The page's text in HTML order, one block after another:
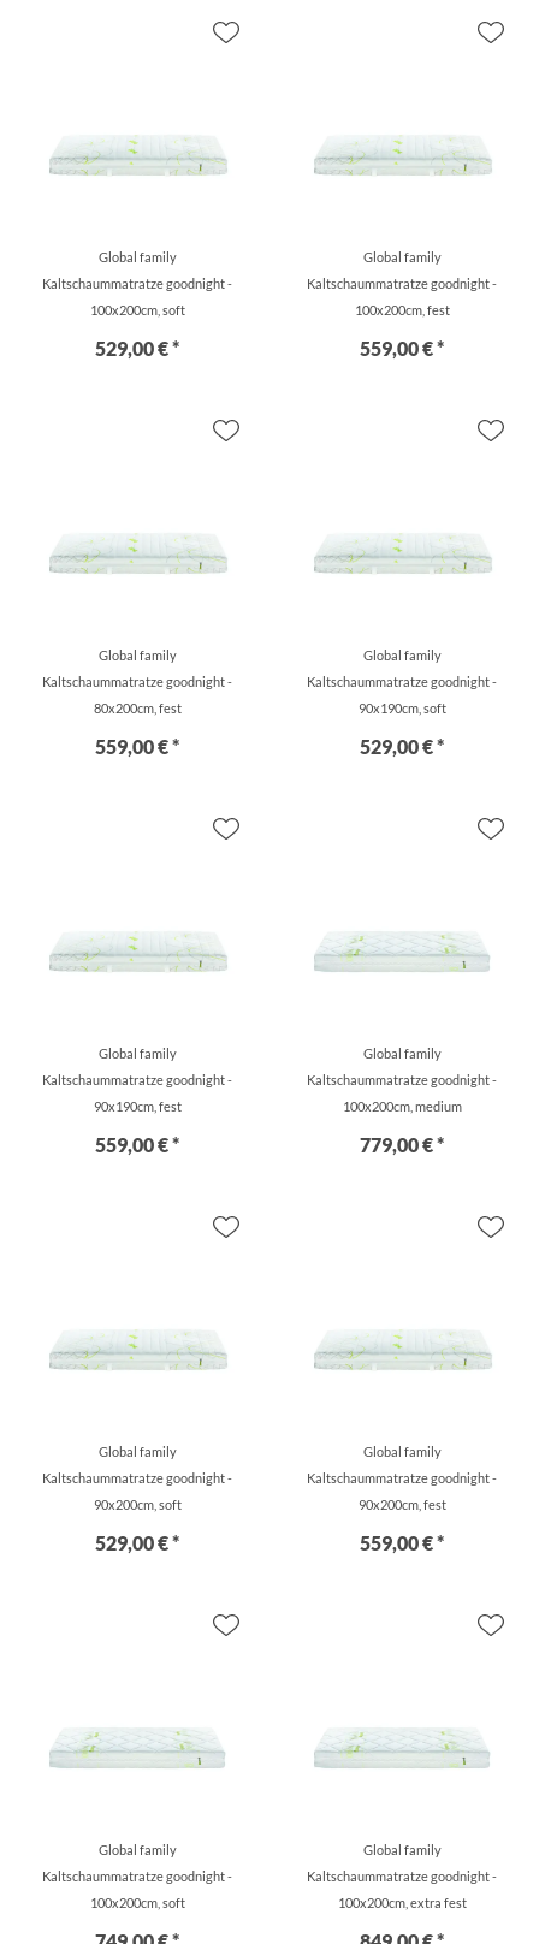
Global family
Kaltschaummatratze goodnight -
100x200cm, soft
529,00 € *
Global family
Kaltschaummatratze goodnight -
100x200cm, fest
559,00 € *
Global family
Kaltschaummatratze goodnight -
80x200cm, fest
559,00 € *
Global family
Kaltschaummatratze goodnight -
90x190cm, soft
529,00 € *
Global family
Kaltschaummatratze goodnight -
90x190cm, fest
559,00 € *
Global family
Kaltschaummatratze goodnight -
100x200cm, medium
779,00 € *
Global family
Kaltschaummatratze goodnight -
90x200cm, soft
529,00 € *
Global family
Kaltschaummatratze goodnight -
90x200cm, fest
559,00 € *
Global family
Kaltschaummatratze goodnight -
100x200cm, soft
Global family
Kaltschaummatratze goodnight -
100x200cm, extra fest